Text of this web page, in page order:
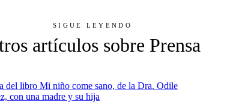
SIGUE LEYENDO
artículos sobre Prensa